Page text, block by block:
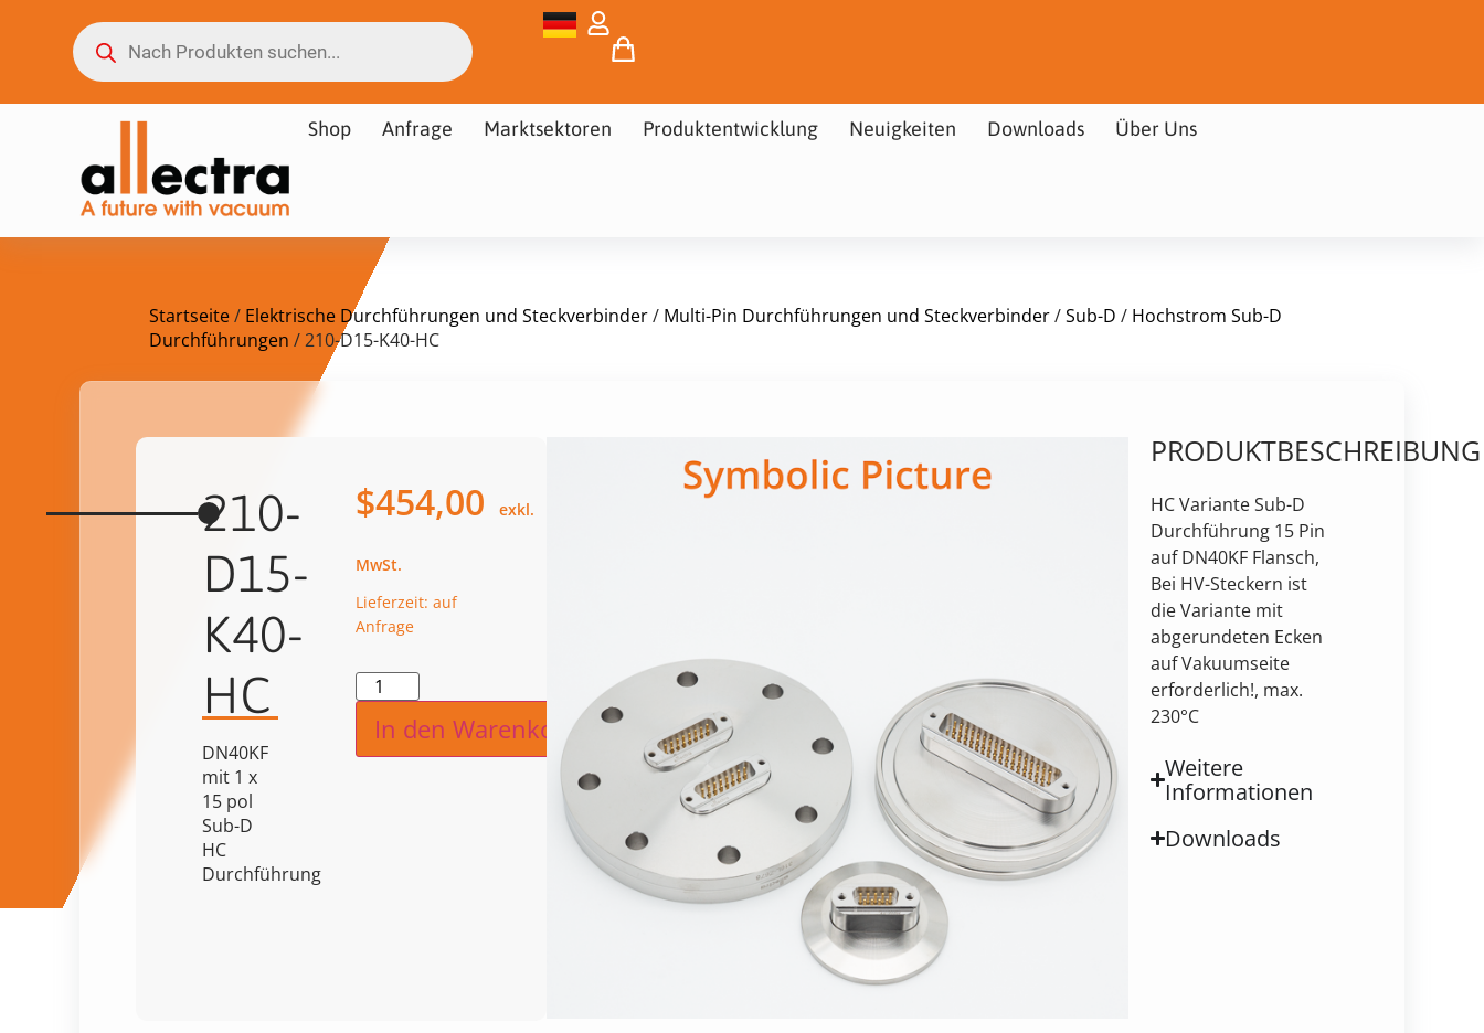
Shop Anfrage Marktsektoren Produktentwicklung Neuigkeiten Downloads Über Uns
Startseite/ Elektrische Durchführungen und Steckverbinder/ Multi-Pin Durchführungen und Steckverbinder/Sub-D / Hochstrom Sub-D
Durchführungen / 210-D15-K40-HC
210-
D15-
K40-
HC
DN40KF
mit 1 x
15 pol
Sub-D
HC
Durchführung
$454,00
Lieferzeit: auf
Anfrage
In den Warenkorb
PRODUKTBESCHREIBUNG
HC Variante Sub-D
Durchführung 15 Pin
auf DN40KF Flansch,
Bei HV-Steckern ist
die Variante mit
abgerundeten Ecken
auf Vakuumseite
erforderlich!, max.
230°C￻
Weitere
Informationen
Downloads